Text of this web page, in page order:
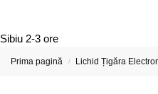
Sibiu 2-3 ore
Prima pagină / Lichid Țigăra